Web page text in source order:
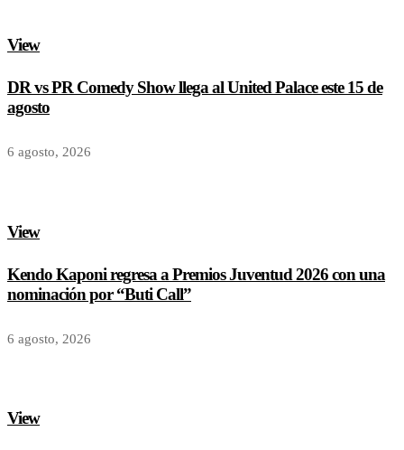
View
DR vs PR Comedy Show llega al United Palace este 15 de
agosto
6 agosto, 2026
View
Kendo Kaponi regresa a Premios Juventud 2026 con una
nominación por “Buti Call”
6 agosto, 2026
View